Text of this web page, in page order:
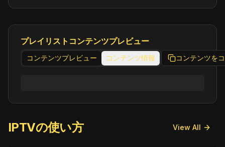
プレイリストコンテンツプレビュー
コンテンツプレビュー コンテンツ情報 コンテンツを
IPTVの使い方 View All